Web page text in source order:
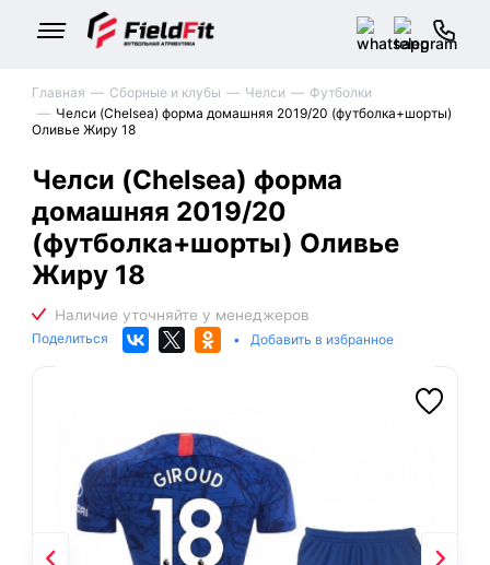
Главная Сборные и клубы Челси
Футболки
Челси (Chelsea) форма домашняя 2019/20 (футболка+шорты)
Оливье Жиру 18
Челси (Chelsea) форма
домашняя 2019/20
(футболка+шорты) Оливье
Жиру 18
Поделиться • Добавить в избранное